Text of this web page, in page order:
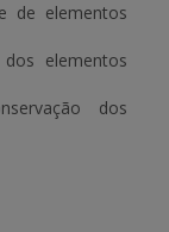
de elementos
elementos
dos